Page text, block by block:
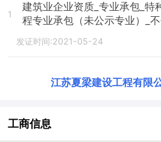
1
建筑业企业资质_专业承包_特
程专业承包（未公示专业）_
发证时间:2021-05-24
江苏夏梁建设工程有限
工商信息